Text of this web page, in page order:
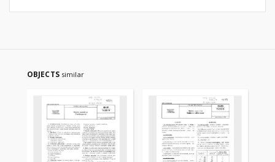
OBJECTS similar